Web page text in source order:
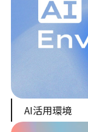
AI活用環境